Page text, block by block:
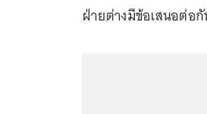
ฝ่ายต่างมีข้อเสนอต่อ